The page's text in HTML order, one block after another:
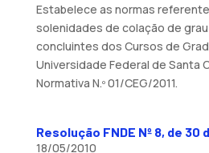
Estabelece as normas
solenidades de colação de
concluintes dos Cursos de
Universidade Federal de Santa
Normativa N.º 01/CEG/2011.
Resolução FNDE Nº 8, de 30
18/05/2010